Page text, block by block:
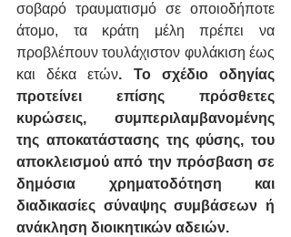
σοβαρό τραυματισμό σε οποιοδήποτε
άτομο, τα κράτη μέλη πρέπει να
προβλέπουν τουλάχιστον φυλάκιση έως
και δέκα ετών. Το σχέδιο οδηγίας
προτείνει επίσης πρόσθετες
κυρώσεις, συμπεριλαμβανομένης
της αποκατάστασης της φύσης, του
αποκλεισμού από την πρόσβαση σε
δημόσια χρηματοδότηση και
διαδικασίες σύναψης συμβάσεων ή
ανάκληση διοικητικών αδειών.